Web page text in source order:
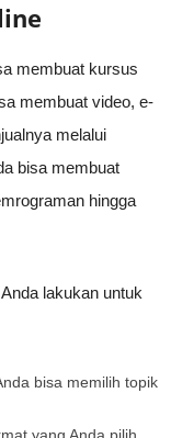
membuat kursus
membuat video, e-
melalui
bisa membuat
hingga
lakukan untuk
bisa memilih topik